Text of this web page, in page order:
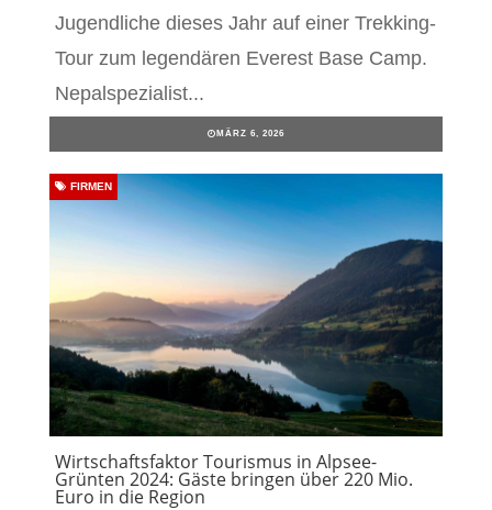
Jugendliche dieses Jahr auf einer Trekking-
Tour zum legendären Everest Base Camp.
Nepalspezialist...
MÄRZ 6, 2026
Wirtschaftsfaktor Tourismus in Alpsee-
Grünten 2024: Gäste bringen über 220 Mio.
Euro in die Region
FIRMEN